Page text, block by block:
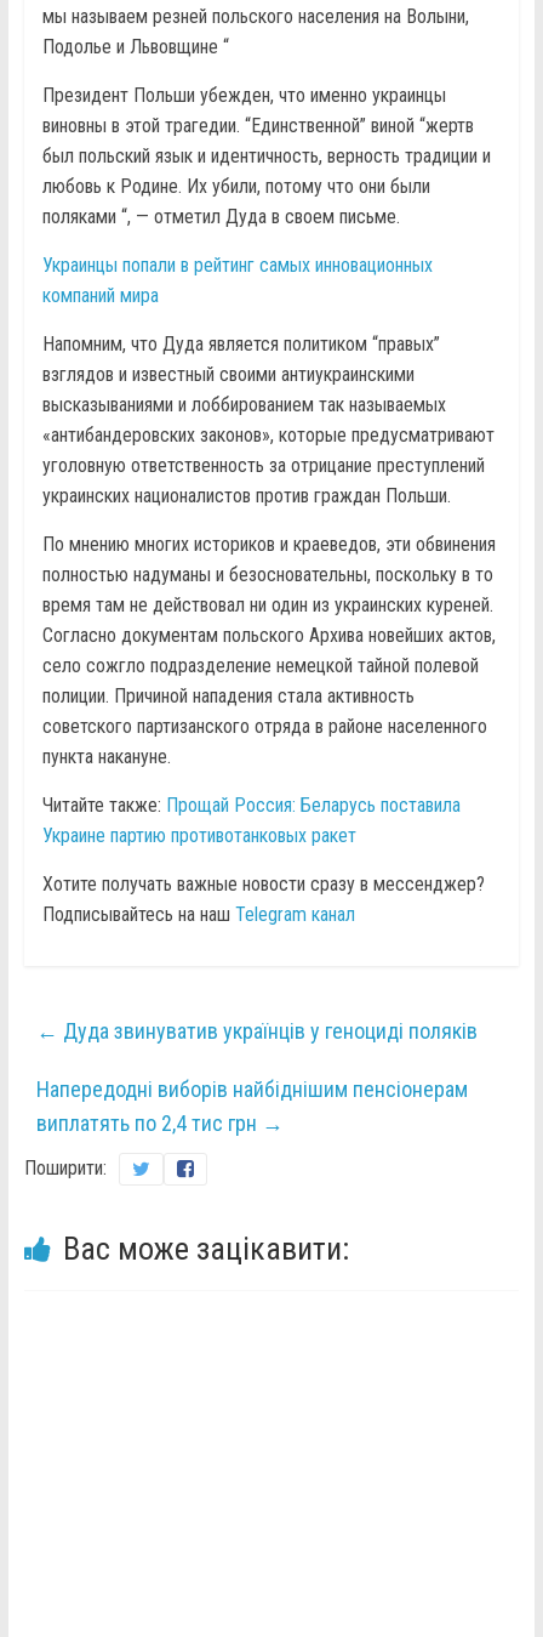
мы называем резней польского населения на Волыни,
Подолье и Львовщине “
Президент Польши убежден, что именно украинцы
виновны в этой трагедии. “Единственной” виной “жертв
был польский язык и идентичность, верность традиции и
любовь к Родине. Их убили, потому что они были
поляками “, — отметил Дуда в своем письме.
Украинцы попали в рейтинг самых инновационных
компаний мира
Напомним, что Дуда является политиком “правых”
взглядов и известный своими антиукраинскими
высказываниями и лоббированием так называемых
«антибандеровских законов», которые предусматривают
уголовную ответственность за отрицание преступлений
украинских националистов против граждан Польши.
По мнению многих историков и краеведов, эти обвинения
полностью надуманы и безосновательны, поскольку в то
время там не действовал ни один из украинских куреней.
Согласно документам польского Архива новейших актов,
село сожгло подразделение немецкой тайной полевой
полиции. Причиной нападения стала активность
советского партизанского отряда в районе населенного
пункта накануне.
Читайте также: Прощай Россия: Беларусь поставила
Украине партию противотанковых ракет
Хотите получать важные новости сразу в мессенджер?
Подписывайтесь на наш Telegram канал
← Дуда звинуватив українців у геноциді поляків
Напередодні виборів найбіднішим пенсіонерам
виплатять по 2,4 тис грн →
Поширити:
Вас може зацікавити: